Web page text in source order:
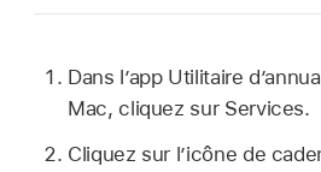
Dans l’app Utilitaire
Mac, cliquez sur Services.
Cliquez sur l’icône de